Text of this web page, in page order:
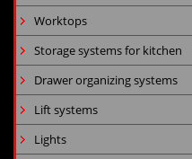
Worktops
Storage systems for kitchen
Drawer organizing systems
Lift systems
Lights